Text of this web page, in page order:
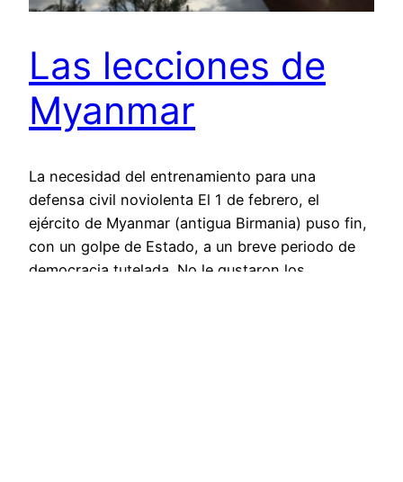
Las lecciones de
Myanmar
La necesidad del entrenamiento para una
defensa civil noviolenta El 1 de febrero, el
ejército de Myanmar (antigua Birmania) puso fin,
con un golpe de Estado, a un breve periodo de
democracia tutelada. No le gustaron los